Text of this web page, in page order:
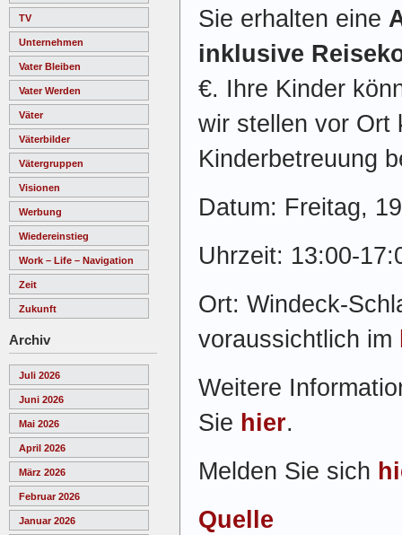
TV
Unternehmen
Vater Bleiben
Vater Werden
Väter
Väterbilder
Vätergruppen
Visionen
Werbung
Wiedereinstieg
Work – Life – Navigation
Zeit
Zukunft
Archiv
Juli 2026
Juni 2026
Mai 2026
April 2026
März 2026
Februar 2026
Januar 2026
Sie erhalten eine
inklusive
€. Ihre Kinder
wir stellen vor Ort
Kinderbetreuung
Datum: Freitag,
Uhrzeit: 13:00-
Ort: Windeck-
voraussichtlich im
Weitere
Sie hier.
Melden Sie sich
Quelle